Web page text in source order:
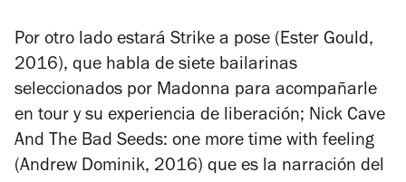
Por otro lado estará Strike a pose (Ester Gould,
2016), que habla de siete bailarinas
seleccionados por Madonna para acompañarle
en tour y su experiencia de liberación; Nick Cave
And The Bad Seeds: one more time with feeling
(Andrew Dominik, 2016) que es la narración del